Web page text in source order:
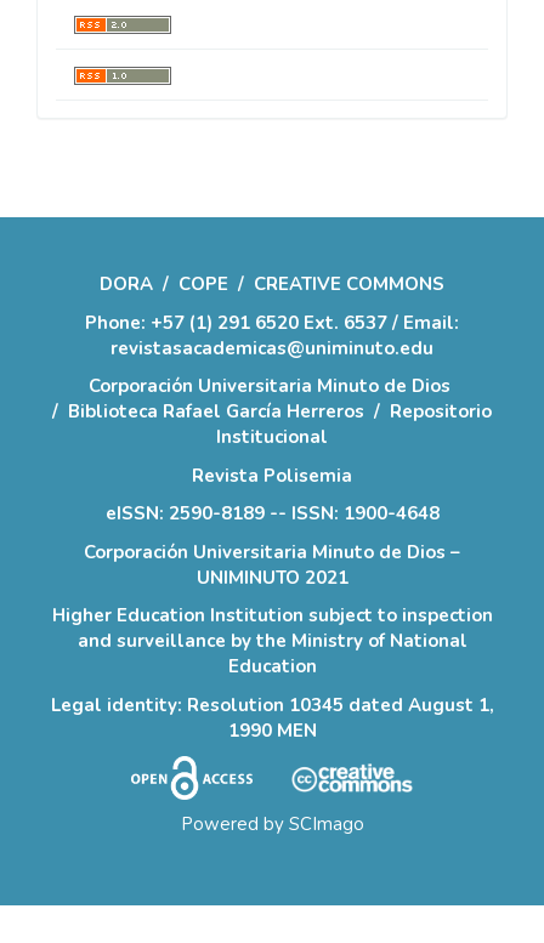
DORA / COPE / CREATIVE COMMONS
Phone: +57 (1) 291 6520 Ext. 6537 / Email:
revistasacademicas@uniminuto.edu
Corporación Universitaria Minuto de Dios
/ Biblioteca Rafael García Herreros / Repositorio
Institucional
Revista Polisemia
eISSN: 2590-8189 -- ISSN: 1900-4648
Corporación Universitaria Minuto de Dios –
UNIMINUTO 2021
Higher Education Institution subject to inspection
and surveillance by the Ministry of National
Education
Legal identity: Resolution 10345 dated August 1,
1990 MEN
Powered by SCImago